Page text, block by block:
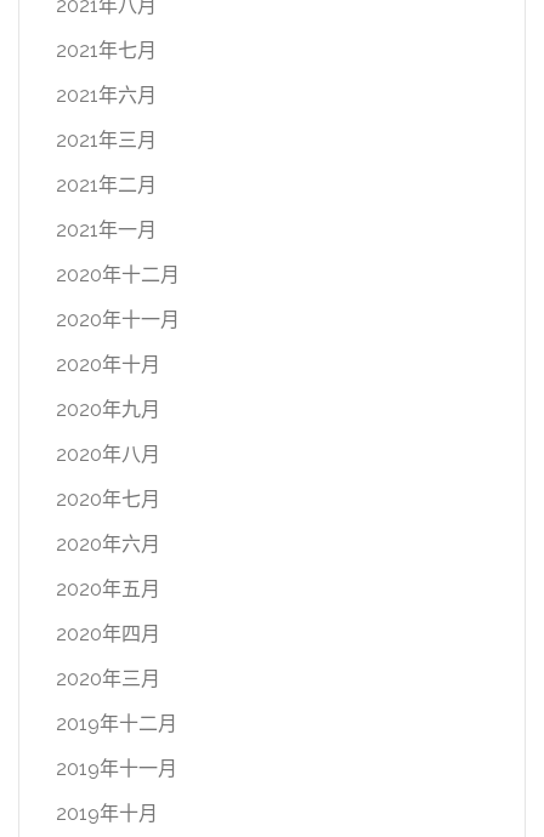
2021年八月
2021年七月
2021年六月
2021年三月
2021年二月
2021年一月
2020年十二月
2020年十一月
2020年十月
2020年九月
2020年八月
2020年七月
2020年六月
2020年五月
2020年四月
2020年三月
2019年十二月
2019年十一月
2019年十月